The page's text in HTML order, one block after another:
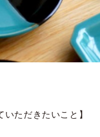
いただきたいこと】